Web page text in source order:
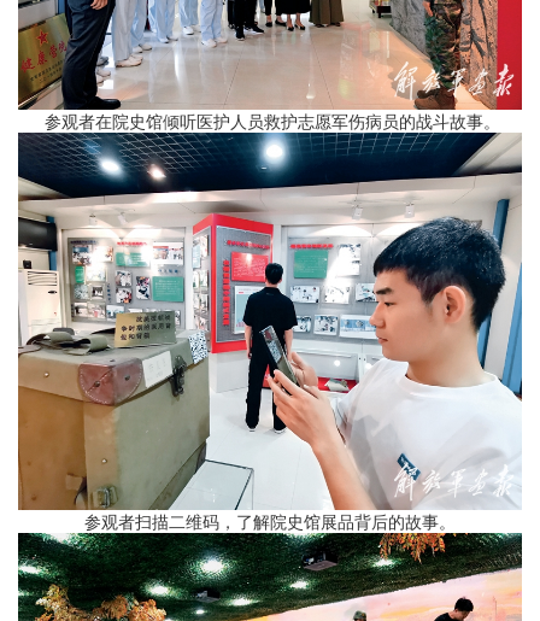
参观者在院史馆倾听医护人员救护志愿军伤病员的战斗故事。
参观者扫描二维码，了解院史馆展品背后的故事。